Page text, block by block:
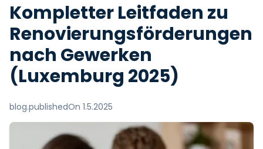
Kompletter Leitfaden zu
Renovierungsförderungen
nach Gewerken
(Luxemburg 2025)
blog.publishedOn 1.5.2025